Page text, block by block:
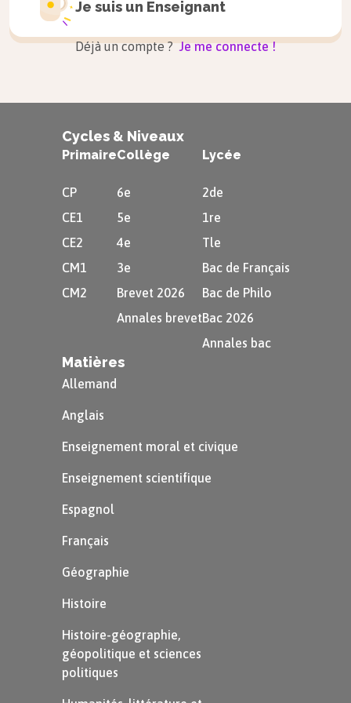
message, opérera lasomme de parité
donc qu’il y a un nombre impair de bits
erroné et qu’une erreur de
$0\purple10\purple1_{\tiny
2}=5_{\tiny 10}$, qui est un
$0+\purple1+0+\purple1=2$,
qui est pair.
Pour bien comprendre comment cela fonctionne,
prenons un exemple simple.
Nous souhaitons envoyer un message, codé sur un
quartet de la manière suivante :
Je suis un Enseignant
Déjà un compte ? Je me connecte !
Cycles & Niveaux
Primaire
CP
CE1
CE2
CM1
CM2
Collège
6e
5e
4e
3e
Brevet 2026
Annales brevet
Lycée
2de
1re
Tle
Bac de Français
Bac de Philo
Bac 2026
Annales bac
Matières
Allemand
Anglais
Enseignement moral et civique
Enseignement scientifique
Espagnol
Français
Géographie
Histoire
Histoire-géographie,
géopolitique et sciences
politiques